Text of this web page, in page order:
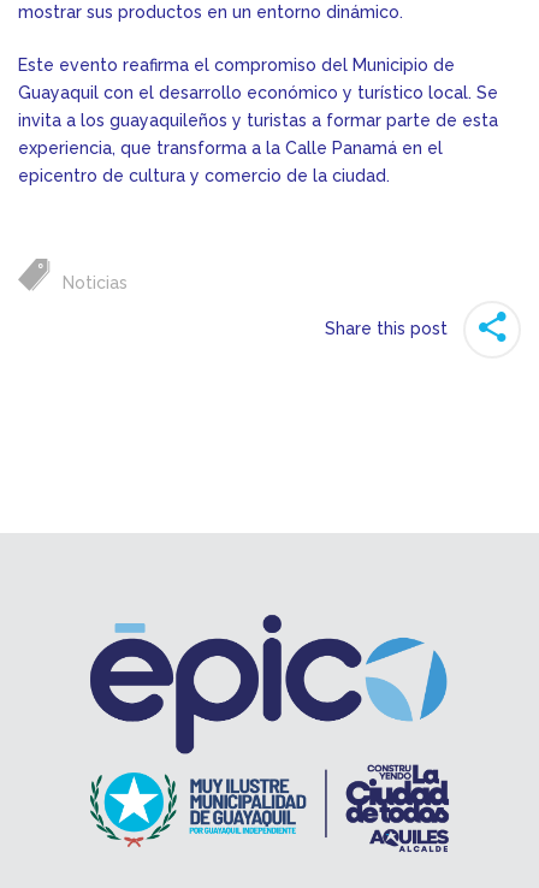
mostrar sus productos en un entorno dinámico.
Este evento reafirma el compromiso del Municipio de
Guayaquil con el desarrollo económico y turístico local. Se
invita a los guayaquileños y turistas a formar parte de esta
experiencia, que transforma a la Calle Panamá en el
epicentro de cultura y comercio de la ciudad.
Noticias
Share this post